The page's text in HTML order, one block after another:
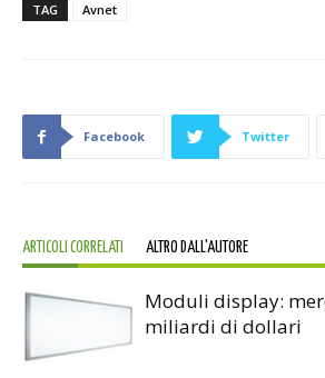
TAG Avnet
Facebook Twitter
ARTICOLI CORRELATI ALTRO DALL'AUTORE
Moduli display:
miliardi di dollari